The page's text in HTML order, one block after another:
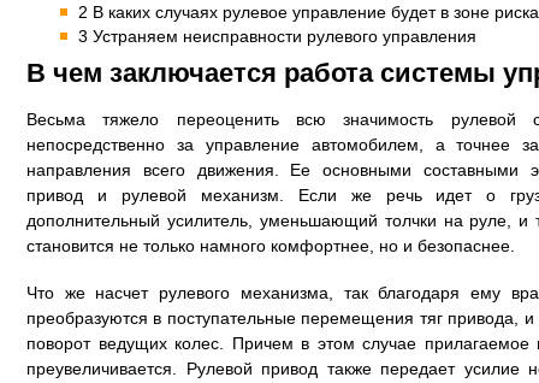
2 В каких случаях рулевое управление будет в зоне
3 Устраняем неисправности рулевого управления
В чем заключается работа системы
Весьма тяжело переоценить всю значимость рулевой
непосредственно за управление автомобилем, а точнее
направления всего движения. Ее основными составными
привод и рулевой механизм. Если же речь идет о
дополнительный усилитель, уменьшающий толчки на руле, и
становится не только намного комфортнее, но и безопаснее.
Что же насчет рулевого механизма, так благодаря ему
преобразуются в поступательные перемещения тяг привода,
поворот ведущих колес. Причем в этом случае прилагаемое
преувеличивается. Рулевой привод также передает усилие